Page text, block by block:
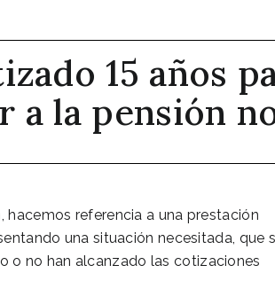
15 años
a la pensión
, hacemos referencia a una prestación
una situación necesitada, que
o no han alcanzado las cotizaciones